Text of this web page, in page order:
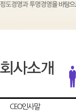
CEO인사말